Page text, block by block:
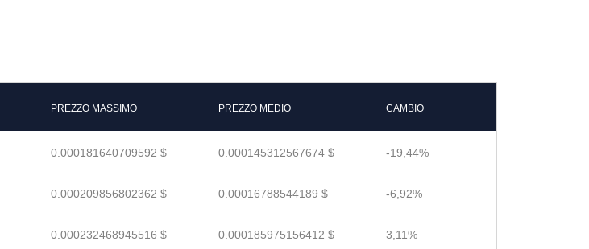
PREZZO MASSIMO PREZZO MEDIO CAMBIO
0.000181640709592 $ 0.000145312567674 $ -19,44%
0.000209856802362 $ 0.00016788544189 $ -6,92%
0.000232468945516 $ 0.000185975156412 $ 3,11%